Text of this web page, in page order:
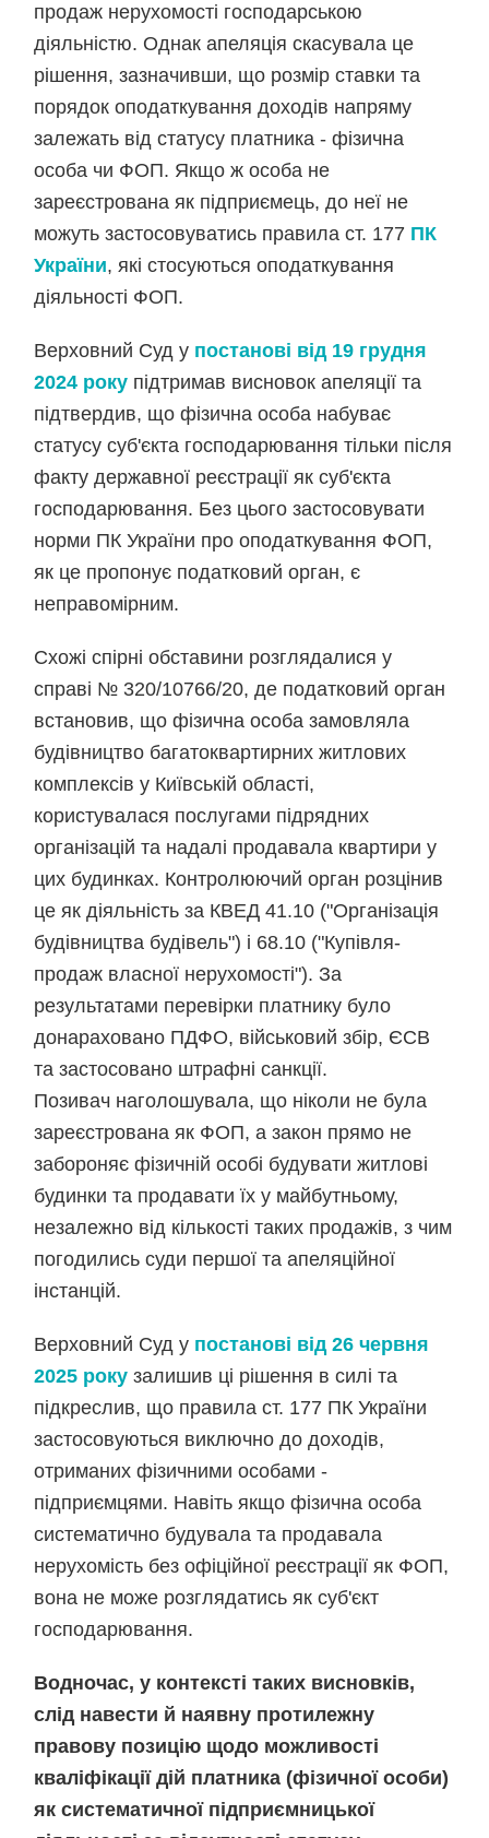
продаж нерухомості господарською
діяльністю. Однак апеляція скасувала це
рішення, зазначивши, що розмір ставки та
порядок оподаткування доходів напряму
залежать від статусу платника - фізична
особа чи ФОП. Якщо ж особа не
зареєстрована як підприємець, до неї не
можуть застосовуватись правила ст. 177 ПК
України, які стосуються оподаткування
діяльності ФОП.
Верховний Суд у постанові від 19 грудня
2024 року підтримав висновок апеляції та
підтвердив, що фізична особа набуває
статусу суб'єкта господарювання тільки після
факту державної реєстрації як суб'єкта
господарювання. Без цього застосовувати
норми ПК України про оподаткування ФОП,
як це пропонує податковий орган, є
неправомірним.
Схожі спірні обставини розглядалися у
справі № 320/10766/20, де податковий орган
встановив, що фізична особа замовляла
будівництво багатоквартирних житлових
комплексів у Київській області,
користувалася послугами підрядних
організацій та надалі продавала квартири у
цих будинках. Контролюючий орган розцінив
це як діяльність за КВЕД 41.10 ("Організація
будівництва будівель") і 68.10 ("Купівля-
продаж власної нерухомості"). За
результатами перевірки платнику було
донараховано ПДФО, військовий збір, ЄСВ
та застосовано штрафні санкції.
Позивач наголошувала, що ніколи не була
зареєстрована як ФОП, а закон прямо не
забороняє фізичній особі будувати житлові
будинки та продавати їх у майбутньому,
незалежно від кількості таких продажів, з чим
погодились суди першої та апеляційної
інстанцій.
Верховний Суд у постанові від 26 червня
2025 року залишив ці рішення в силі та
підкреслив, що правила ст. 177 ПК України
застосовуються виключно до доходів,
отриманих фізичними особами -
підприємцями. Навіть якщо фізична особа
систематично будувала та продавала
нерухомість без офіційної реєстрації як ФОП,
вона не може розглядатись як суб'єкт
господарювання.
Водночас, у контексті таких висновків,
слід навести й наявну протилежну
правову позицію щодо можливості
кваліфікації дій платника (фізичної особи)
як систематичної підприємницької